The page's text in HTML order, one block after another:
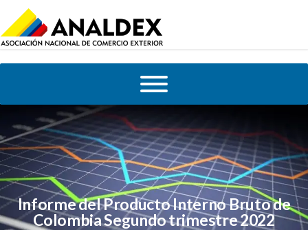
Informe del Producto Interno Bruto de
Colombia Segundo trimestre 2022